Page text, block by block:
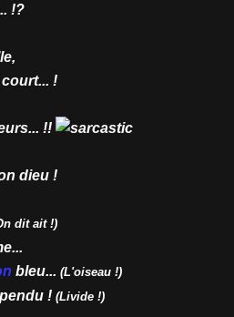
!?
!
!!
dieu !
dit ait !)
bleu... (L'oiseau !)
! (Livide !)